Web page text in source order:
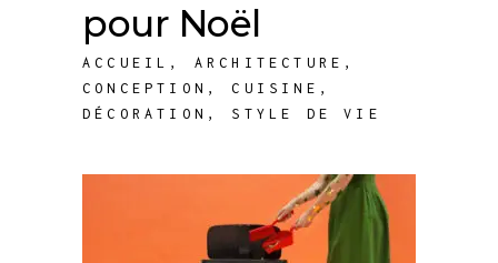
pour Noël
ACCUEIL , ARCHITECTURE ,
CONCEPTION ,CUISINE ,
DÉCORATION , STYLE DE VIE